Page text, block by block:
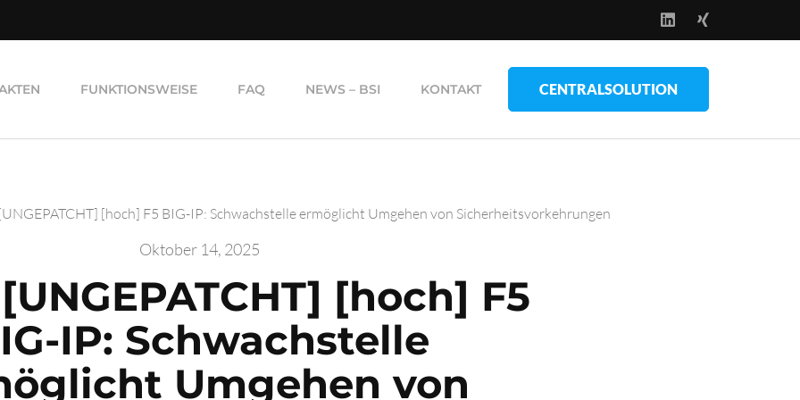
FUNKTIONSWEISE FAQ NEWS – BSI KONTAKT CENTRALSOLUTION
[hoch] F5 BIG-IP: Schwachstelle ermöglicht Umgehen von Sicherheitsvorkehrungen
Oktober 14, 2025
[hoch] F5
IP: Schwachstelle
Umgehen von